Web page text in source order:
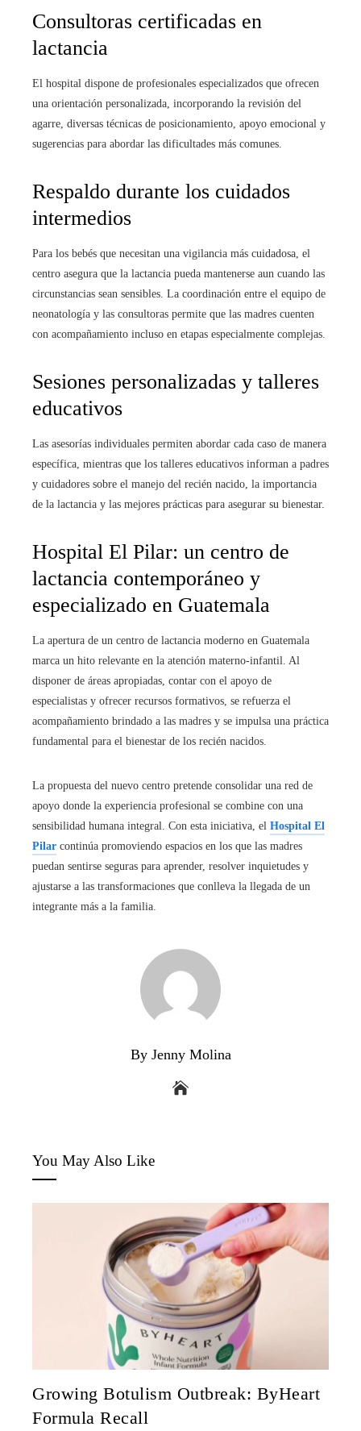
Consultoras certificadas en
lactancia
El hospital dispone de profesionales especializados que ofrecen
una orientación personalizada, incorporando la revisión del
agarre, diversas técnicas de posicionamiento, apoyo emocional y
sugerencias para abordar las dificultades más comunes.
Respaldo durante los cuidados
intermedios
Para los bebés que necesitan una vigilancia más cuidadosa, el
centro asegura que la lactancia pueda mantenerse aun cuando las
circunstancias sean sensibles. La coordinación entre el equipo de
neonatología y las consultoras permite que las madres cuenten
con acompañamiento incluso en etapas especialmente complejas.
Sesiones personalizadas y talleres
educativos
Las asesorías individuales permiten abordar cada caso de manera
específica, mientras que los talleres educativos informan a padres
y cuidadores sobre el manejo del recién nacido, la importancia
de la lactancia y las mejores prácticas para asegurar su bienestar.
Hospital El Pilar: un centro de
lactancia contemporáneo y
especializado en Guatemala
La apertura de un centro de lactancia moderno en Guatemala
marca un hito relevante en la atención materno-infantil. Al
disponer de áreas apropiadas, contar con el apoyo de
especialistas y ofrecer recursos formativos, se refuerza el
acompañamiento brindado a las madres y se impulsa una práctica
fundamental para el bienestar de los recién nacidos.
La propuesta del nuevo centro pretende consolidar una red de
apoyo donde la experiencia profesional se combine con una
sensibilidad humana integral. Con esta iniciativa, el Hospital El
Pilar continúa promoviendo espacios en los que las madres
puedan sentirse seguras para aprender, resolver inquietudes y
ajustarse a las transformaciones que conlleva la llegada de un
integrante más a la familia.
By Jenny Molina
You May Also Like
Growing Botulism Outbreak: ByHeart
Formula Recall